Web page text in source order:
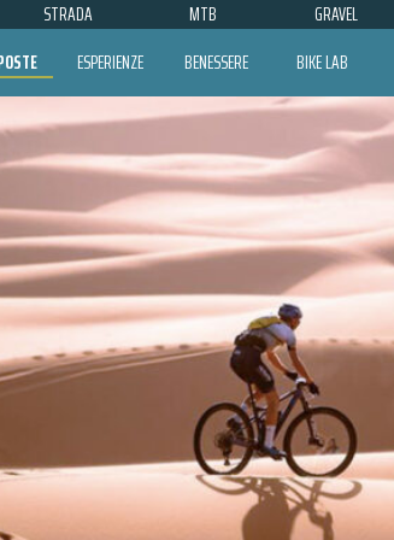
STRADA MTB GRAVEL
ESPERIENZE BENESSERE BIKE LAB